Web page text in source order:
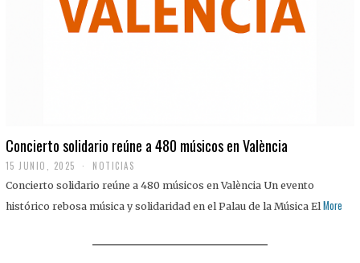
Concierto solidario reúne a 480 músicos en València
15 JUNIO, 2025 NOTICIAS
Concierto solidario reúne a 480 músicos en València Un evento
histórico rebosa música y solidaridad en el Palau de la Música El More